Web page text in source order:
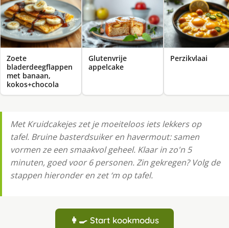
Zoete
bladerdeegflappen
met banaan,
kokos+chocola
Glutenvrije
appelcake
Perzikvlaai
Met Kruidcakejes zet je moeiteloos iets lekkers op
tafel. Bruine basterdsuiker en havermout: samen
vormen ze een smaakvol geheel. Klaar in zo'n 5
minuten, goed voor 6 personen. Zin gekregen? Volg de
stappen hieronder en zet ‘m op tafel.
👩‍🍳 Start kookmodus